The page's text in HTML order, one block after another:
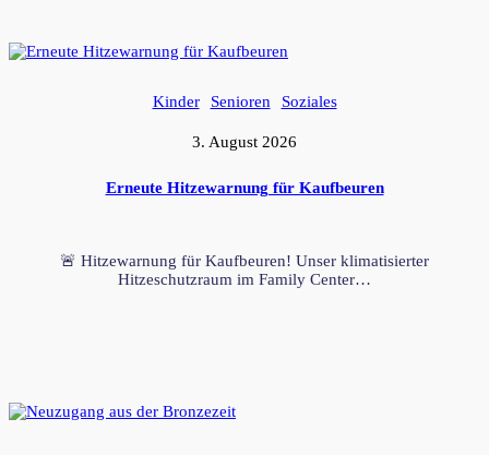
Kinder Senioren Soziales
3. August 2026
Erneute Hitzewarnung für Kaufbeuren
🚨 Hitzewarnung für Kaufbeuren! Unser klimatisierter
Hitzeschutzraum im Family Center…